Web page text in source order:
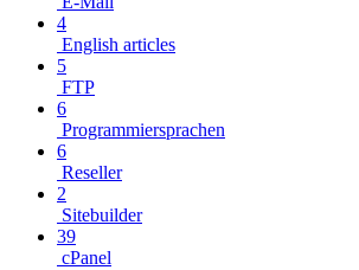
4
English articles
5
FTP
6
Programmiersprachen
6
Reseller
2
Sitebuilder
39
cPanel